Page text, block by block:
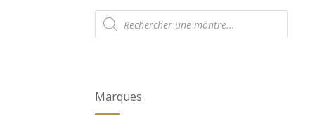
Recherche
de
produits
Marques